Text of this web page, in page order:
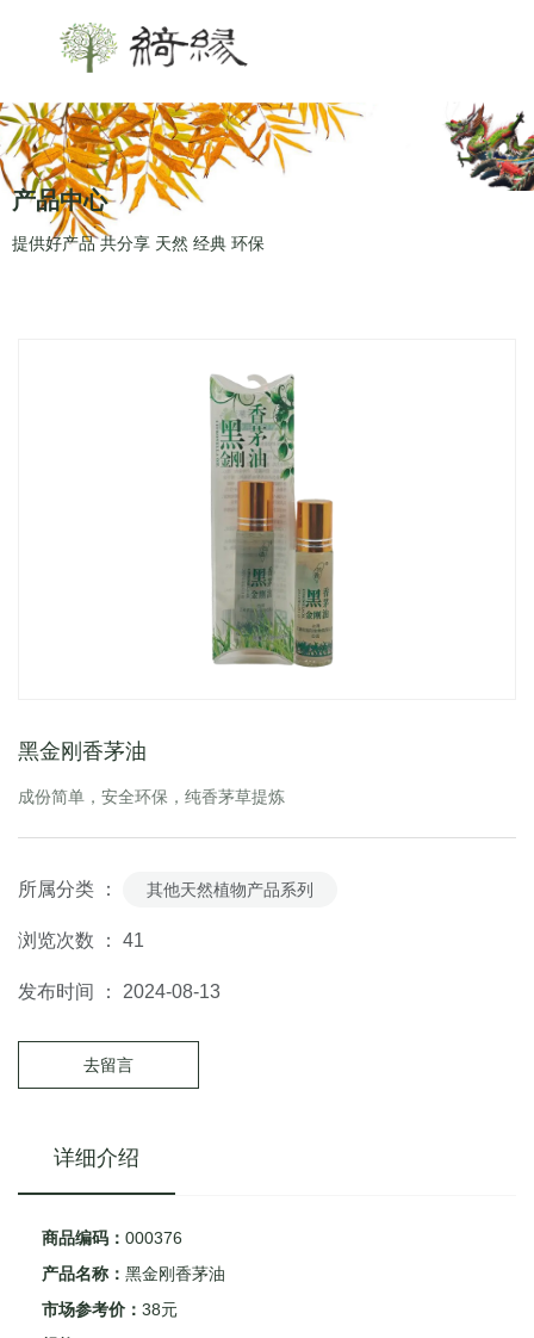
产品中心
提供好产品 共分享 天然 经典 环保
黑金刚香茅油
成份简单，安全环保，纯香茅草提炼
所属分类 ： 其他天然植物产品系列
浏览次数 ： 41
发布时间 ： 2024-08-13
去留言
详细介绍
商品编码： 000376
产品名称： 黑金刚香茅油
市场参考价： 38元